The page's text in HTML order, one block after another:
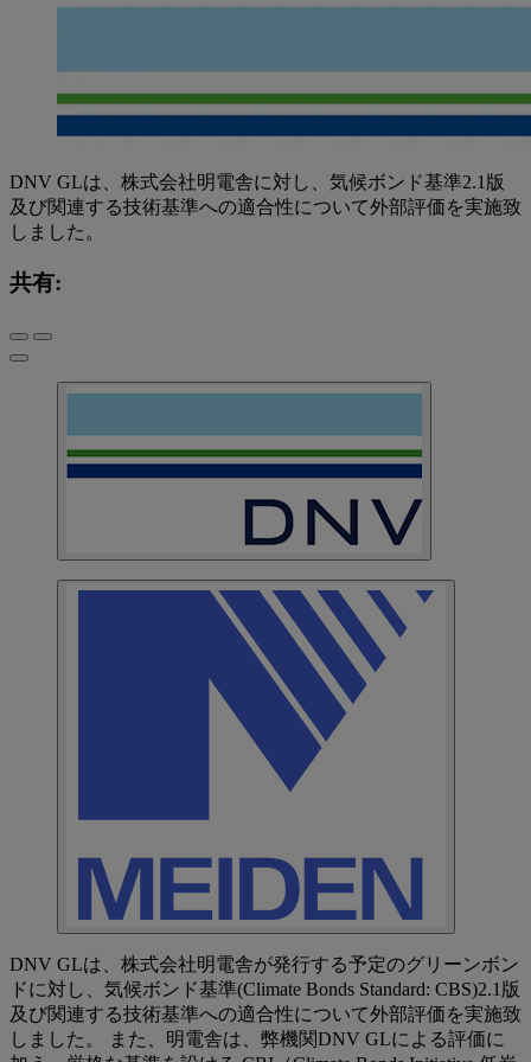
DNV GLは、株式会社明電舎に対し、気候ボンド基準2.1版
及び関連する技術基準への適合性について外部評価を実施致
しました。
共有:
DNV GLは、株式会社明電舎が発行する予定のグリーンボン
ドに対し、気候ボンド基準(Climate Bonds Standard: CBS)2.1版
及び関連する技術基準への適合性について外部評価を実施致
しました。 また、明電舎は、弊機関DNV GLによる評価に